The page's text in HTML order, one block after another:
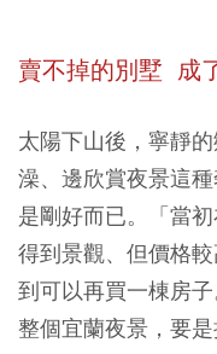
賣不掉的別墅 成
太陽下山後，寧靜
澡、邊欣賞夜景這
是剛好而已。「當
得到景觀、但價格
到可以再買一棟房
整個宜蘭夜景，要